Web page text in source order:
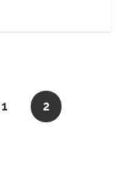
1 2